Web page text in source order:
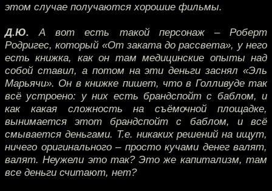
этом случае получаются хорошие фильмы.
Д.Ю. А вот есть такой персонаж – Роберт
Родригес, который «От заката до рассвета», у него
есть книжка, как он там медицинские опыты над
собой ставил, а потом на эти деньги заснял «Эль
Марьячи». Он в книжке пишет, что в Голливуде так
всё устроено: у них есть брандспойт с баблом, и
как какая сложность на съёмочной площадке,
вынимается этот брандспойт с баблом, и всё
смывается деньгами. Т.е. никаких решений на ищут,
ничего оригинального – просто кучами денег валят,
валят. Неужели это так? Это же капитализм, там
все деньги считают, нет?